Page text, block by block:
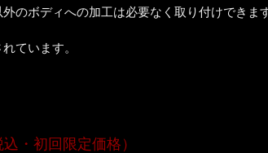
のボディへの加工は必要なく取り付けできます
ています。
・初回限定価格）